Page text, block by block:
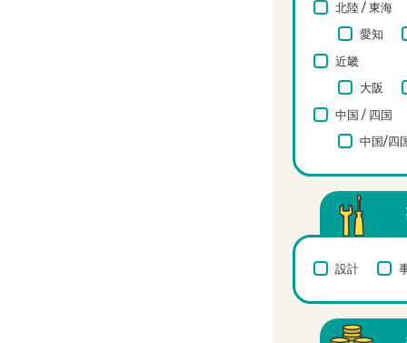
北陸 / 東海
愛知
近畿
大阪
中国 / 四国
中国/四
設計